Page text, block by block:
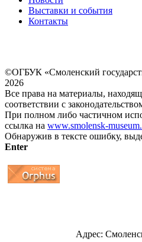
Выставки и события
Контакты
©ОГБУК «Смоленский
2026
Все права на материалы,
соответствии с
При полном либо частичном
ссылка на www.smolensk-
Обнаружив в тексте ошибку,
Enter
Адрес: